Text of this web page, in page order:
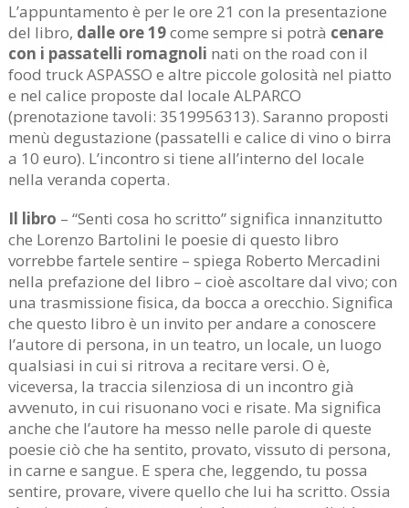
L’appuntamento è per le ore 21 con la presentazione
del libro, dalle ore 19come sempre si potrà cenare
con i passatelli romagnoli nati on the road con il
food truck ASPASSO e altre piccole golosità nel piatto
e nel calice proposte dal locale ALPARCO
(prenotazione tavoli: 3519956313). Saranno proposti
menù degustazione (passatelli e calice di vino o birra
a 10 euro). L’incontro si tiene all’interno del locale
nella veranda coperta.
Il libro – “Senti cosa ho scritto” significa innanzitutto
che Lorenzo Bartolini le poesie di questo libro
vorrebbe fartele sentire – spiega Roberto Mercadini
nella prefazione del libro – cioè ascoltare dal vivo; con
una trasmissione fisica, da bocca a orecchio. Significa
che questo libro è un invito per andare a conoscere
l’autore di persona, in un teatro, un locale, un luogo
qualsiasi in cui si ritrova a recitare versi. O è,
viceversa, la traccia silenziosa di un incontro già
avvenuto, in cui risuonano voci e risate. Ma significa
anche che l’autore ha messo nelle parole di queste
poesie ciò che ha sentito, provato, vissuto di persona,
in carne e sangue. E spera che, leggendo, tu possa
sentire, provare, vivere quello che lui ha scritto. Ossia